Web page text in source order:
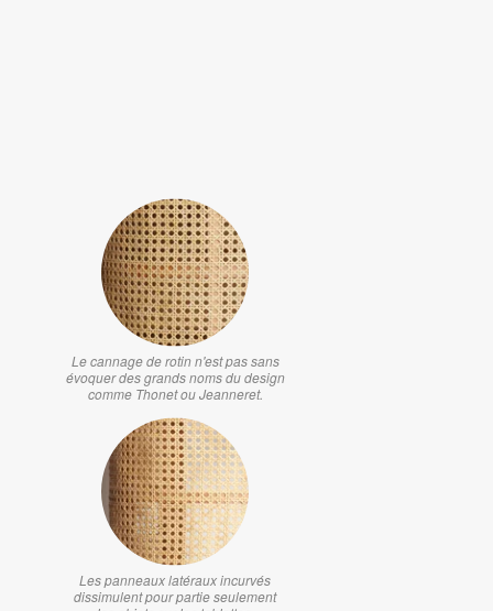
Le cannage de rotin n'est pas sans
évoquer des grands noms du design
comme Thonet ou Jeanneret.
Les panneaux latéraux incurvés
dissimulent pour partie seulement